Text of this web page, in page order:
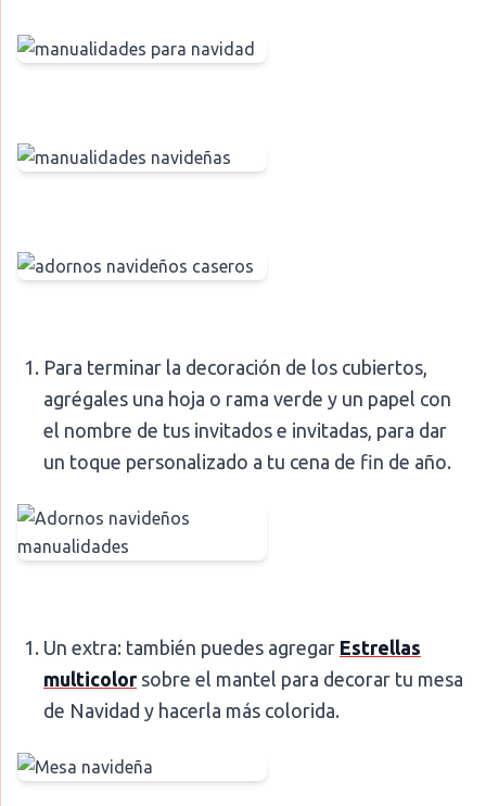
Para terminar la decoración de los cubiertos,
agrégales una hoja o rama verde y un papel con
el nombre de tus invitados e invitadas, para dar
un toque personalizado a tu cena de fin de año.
Un extra: también puedes agregar Estrellas
multicolorsobre el mantel para decorar tu mesa
de Navidad y hacerla más colorida.